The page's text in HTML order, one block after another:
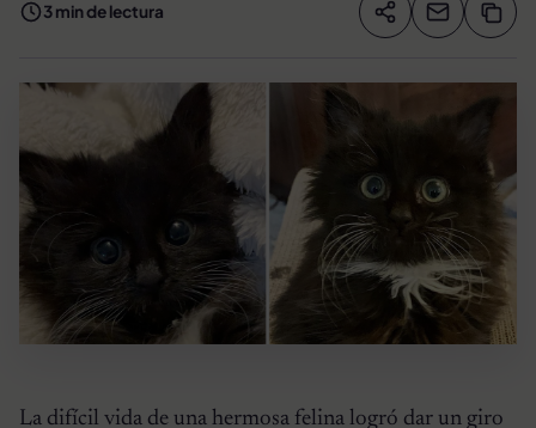
3 min de lectura Compartir
La difícil vida de una hermosa felina logró dar un giro